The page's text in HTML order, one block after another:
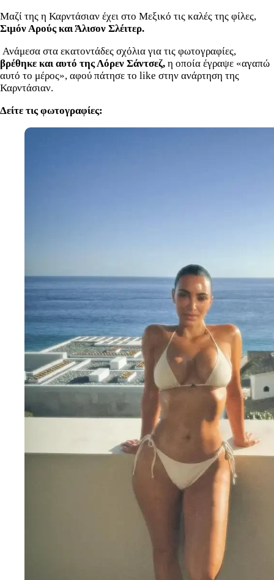
Μαζί της η Καρντάσιαν έχει στο Μεξικό τις καλές της φίλες,
Σιμόν Αρούς και Άλισον Σλέιτερ.
Ανάμεσα στα εκατοντάδες σχόλια για τις φωτογραφίες,
βρέθηκε και αυτό της Λόρεν Σάντσεζ, η οποία έγραψε «αγαπώ
αυτό το μέρος», αφού πάτησε το like στην ανάρτηση της
Καρντάσιαν.
Δείτε τις φωτογραφίες: